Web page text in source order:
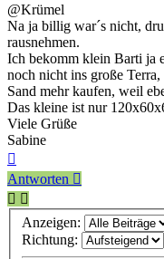
@Krümel
Na ja billig war´s nicht,
rausnehmen.
Ich bekomm klein Barti ja
noch nicht ins große
Sand mehr kaufen, weil
Das kleine ist nur
Viele Grüße
Sabine
oben
Antworten
Anzeigen:
Richtung: